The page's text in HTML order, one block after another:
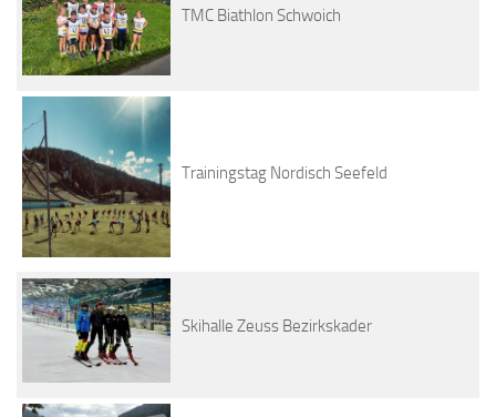
TMC Biathlon Schwoich
Trainingstag Nordisch Seefeld
Skihalle Zeuss Bezirkskader